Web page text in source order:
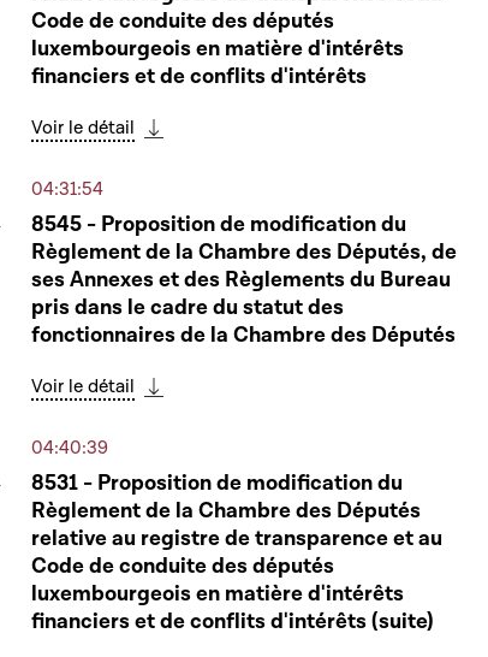
Code de conduite des députés
luxembourgeois en matière d'intérêts
financiers et de conflits d'intérêts
Voir le détail
04:31:54
8545 - Proposition de modification du
Règlement de la Chambre des Députés, de
ses Annexes et des Règlements du Bureau
pris dans le cadre du statut des
fonctionnaires de la Chambre des Députés
Voir le détail
Play
04:40:39
8531 - Proposition de modification du
Règlement de la Chambre des Députés
relative au registre de transparence et au
Code de conduite des députés
luxembourgeois en matière d'intérêts
financiers et de conflits d'intérêts (suite)
Play